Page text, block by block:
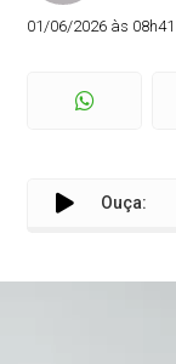
01/06/2026 às 08h41
Ouça: